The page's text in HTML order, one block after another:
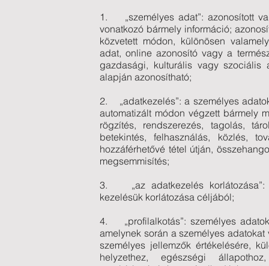
1. „személyes adat”: azonosított
vonatkozó bármely információ;
közvetett módon, különösen
adat, online azonosító vagy a
gazdasági, kulturális vagy szociális
alapján azonosítható;
2. „adatkezelés”: a személyes
automatizált módon végzett bármely
rögzítés, rendszerezés, tagolás,
betekintés, felhasználás, közlés,
hozzáférhetővé tétel útján,
megsemmisítés;
3. „az adatkezelés korlátozása”:
kezelésük korlátozása céljából;
4. „profilalkotás”: személyes
amelynek során a személyes
személyes jellemzők értékelésére,
helyzethez, egészségi